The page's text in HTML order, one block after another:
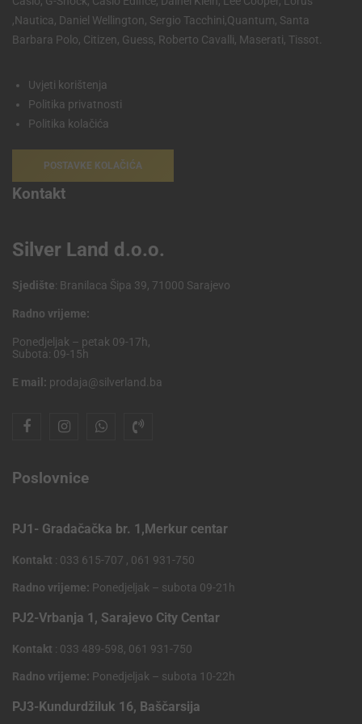
,Nautica, Daniel Wellington, Sergio Tacchini,Quantum, Santa
Barbara Polo, Citizen, Guess, Roberto Cavalli, Maserati, Tissot.
Uvjeti korištenja
Politika privatnosti
Politika kolačića
POSTAVKE KOLAČIĆA
Kontakt
Silver Land d.o.o.
Sjedište: Branilaca Šipa 39, 71000 Sarajevo
Radno vrijeme:
Ponedjeljak – petak 09-17h,
Subota: 09-15h
E mail: prodaja@silverland.ba
Poslovnice
PJ1- Gradačačka br. 1,Merkur centar
Kontakt : 033 615-707 , 061 931-750
Radno vrijeme: Ponedjeljak – subota 09-21h
PJ2-Vrbanja 1, Sarajevo City Centar
Kontakt : 033 489-598, 061 931-750
Radno vrijeme: Ponedjeljak – subota 10-22h
PJ3-Kundurdžiluk 16, Baščarsija